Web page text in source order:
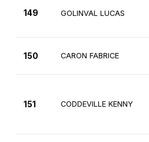
149 GOLINVAL LUCAS
150 CARON FABRICE
151 CODDEVILLE KENNY